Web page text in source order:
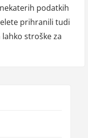
podatkih
prihranili tudi
stroške za